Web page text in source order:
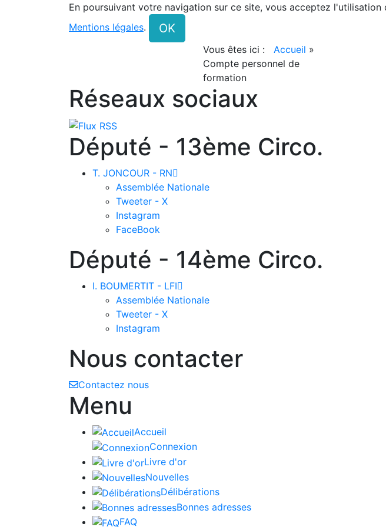
En poursuivant votre navigation sur ce site, vous acceptez
Mentions légales. OK
Vous êtes ici : Accueil »
Compte personnel de
formation
Réseaux sociaux
Député - 13ème Circo.
T. JONCOUR - RN
Assemblée Nationale
Tweeter - X
Instagram
FaceBook
Député - 14ème Circo.
I. BOUMERTIT - LFI
Assemblée Nationale
Tweeter - X
Instagram
Nous contacter
Contactez nous
Menu
Accueil
Connexion
Livre d'or
Nouvelles
Délibérations
Bonnes adresses
FAQ